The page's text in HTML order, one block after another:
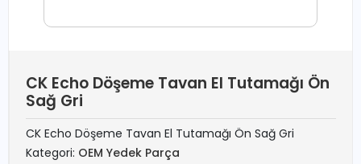
CK Echo Döşeme Tavan El Tutamağı Ön
Sağ Gri
CK Echo Döşeme Tavan El Tutamağı Ön Sağ Gri
Kategori: OEM Yedek Parça